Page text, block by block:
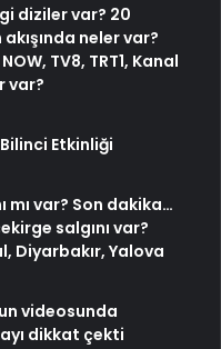
diziler var? 20
neler var?
TV8, TRT1, Kanal
var?
Etkinliği
mı var? Son dakika…
salgını var?
Diyarbakır, Yalova
videosunda
dikkat çekti